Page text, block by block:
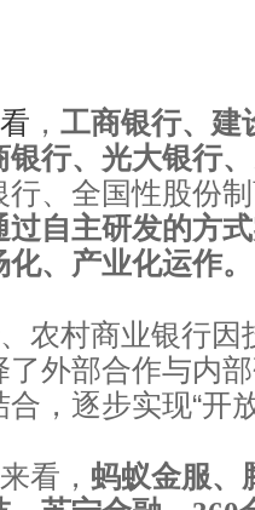
， 工商银行、建
行、光大银行
、全国性股份
过自主研发的方
、产业化运作。
农村商业银行因
外部合作与内
，逐步实现“开
看， 蚂蚁金服、